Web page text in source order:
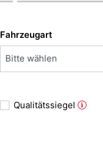
Fahrzeugart
Bitte wählen
Qualitätssiegel